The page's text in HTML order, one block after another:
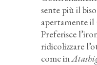
sente più il
apertamente il
Preferisce
ridicolizzare
come in